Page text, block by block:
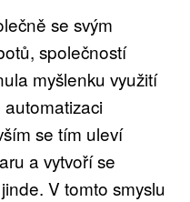
se svým
společností
myšlenku využití
se tím uleví
a vytvoří se
V tomto smyslu